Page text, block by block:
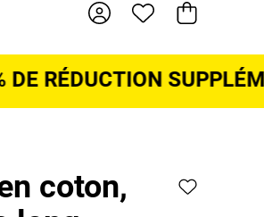
Panier
RÉDUCTION
coton,